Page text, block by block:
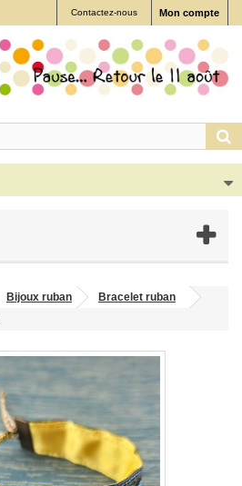
Mon compte
Contactez-nous
Bijoux ruban
Bracelet ruban